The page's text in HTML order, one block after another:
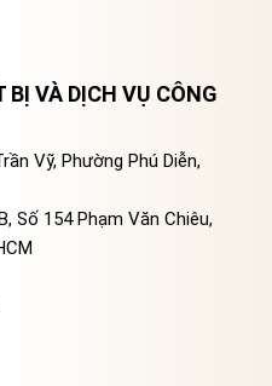
BỊ VÀ DỊCH VỤ CÔNG
Vỹ, Phường Phú Diễn,
Số 154 Phạm Văn Chiêu,